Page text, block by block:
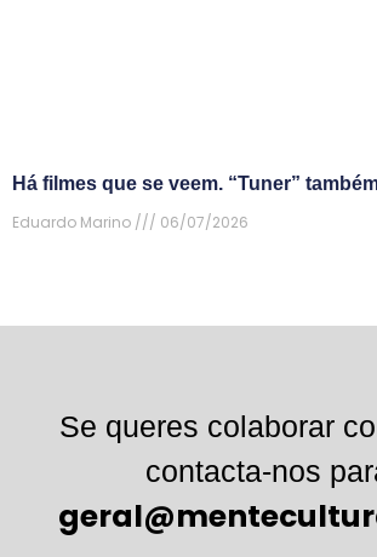
Há filmes que se veem. “Tuner”
Eduardo Marino
06/07/2026
Se queres colaborar
contacta-nos